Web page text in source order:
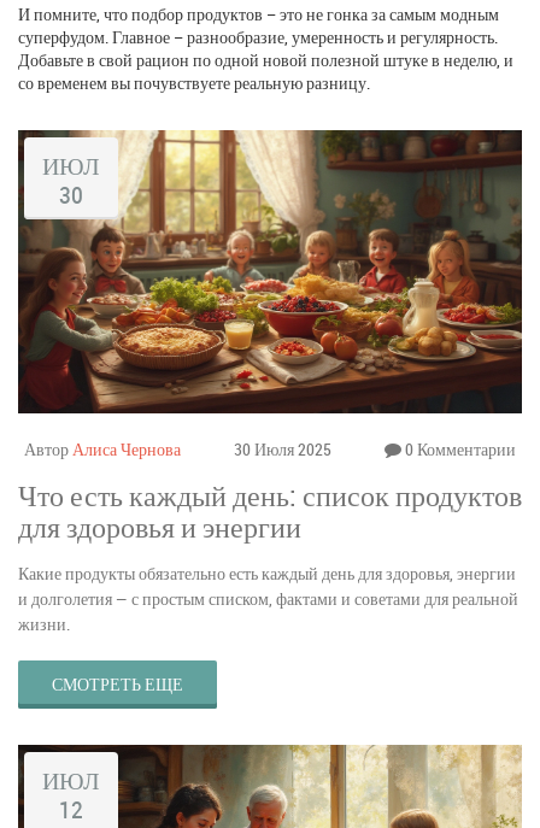
И помните, что подбор продуктов – это не гонка за самым модным
суперфудом. Главное – разнообразие, умеренность и регулярность.
Добавьте в свой рацион по одной новой полезной штуке в неделю, и
со временем вы почувствуете реальную разницу.
ИЮЛ
30
АвторАлиса Чернова 30 Июля 2025 0 Комментарии
Что есть каждый день: список продуктов
для здоровья и энергии
Какие продукты обязательно есть каждый день для здоровья, энергии
и долголетия — с простым списком, фактами и советами для реальной
жизни.
СМОТРЕТЬ ЕЩЕ
ИЮЛ
12